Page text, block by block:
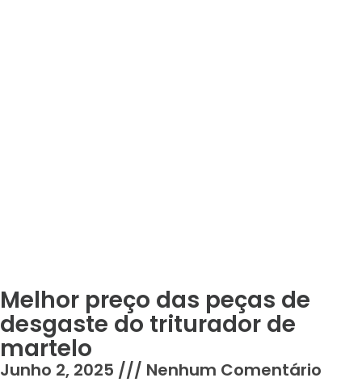
Melhor preço das peças de
desgaste do triturador de
martelo
Junho 2, 2025 Nenhum Comentário